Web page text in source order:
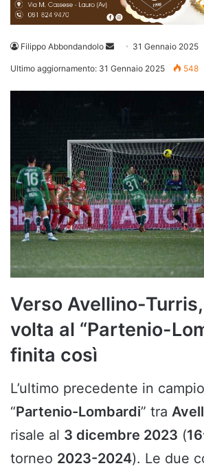
Filippo Abbondandolo
Invia 31 Gennaio 2025
Ultimo aggiornamento: 31 Gennaio 2025 548
Verso Avellino-Turris,
volta al “Partenio-
finita così
L’ultimo precedente in
“Partenio-Lombardi” tra
risale al 3 dicembre 2023 (
torneo 2023-2024). Le due